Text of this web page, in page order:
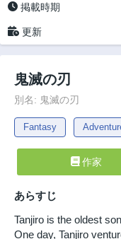
掲載時期
更新
鬼滅の刃
別名: 鬼滅の刃
Fantasy
作家
あらすじ
Tanjiro is the oldest
One day, Tanjiro